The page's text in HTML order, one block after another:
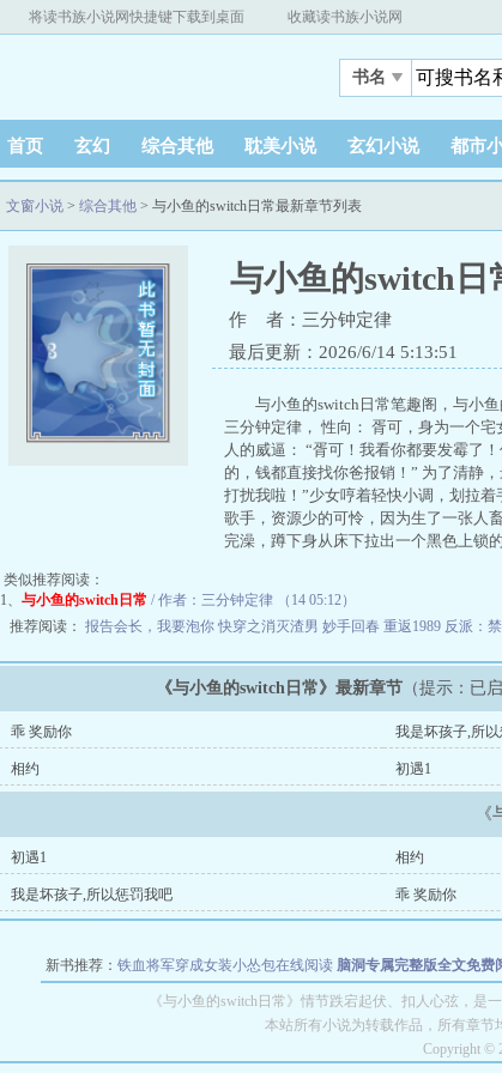
将读书族小说网快捷键下载到桌面 收藏读书族小说网
书名
首页 玄幻 综合其他 耽美小说 玄幻小说 都市
文窗小说 > 综合其他 > 与小鱼的switch日常最新章节列表
与小鱼的switch日
作 者：三分钟定律
最后更新：2026/6/14 5:13:51
与小鱼的switch日常笔趣阁，与小
三分钟定律， 性向： 胥可，身为一个
人的威逼： “胥可！我看你都要发霉了
的，钱都直接找你爸报销！” 为了清静
打扰我啦！”少女哼着轻快小调，划拉
歌手，资源少的可怜，因为生了一张人
完澡，蹲下身从床下拉出一个黑色上
类似推荐阅读：
1、 与小鱼的switch日常 / 作者：三分钟定律 （14 05:12）
推荐阅读： 报告会长，我要泡你 快穿之消灭渣男 妙手回春 重返1989 反派：
《与小鱼的switch日常》最新章节 （提示：已
乖 奖励你 我是坏孩子,所
相约 初遇1
初遇1 相约
我是坏孩子,所以惩罚我吧 乖 奖励你
新书推荐： 铁血将军穿成女装小怂包在线阅读 脑洞专属完整版全文免费
世者
《与小鱼的switch日常》情节跌宕起伏、扣人心弦，是
本站所有小说为转载作品，所有章节
Copyright ©